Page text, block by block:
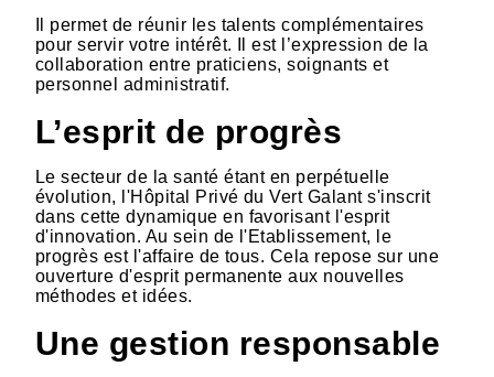
Il permet de réunir les talents complémentaires
pour servir votre intérêt. Il est l’expression de la
collaboration entre praticiens, soignants et
personnel administratif.
L’esprit de progrès
Le secteur de la santé étant en perpétuelle
évolution, l'Hôpital Privé du Vert Galant s'inscrit
dans cette dynamique en favorisant l'esprit
d'innovation. Au sein de l'Etablissement, le
progrès est l'affaire de tous. Cela repose sur une
ouverture d'esprit permanente aux nouvelles
méthodes et idées.
Une gestion responsable